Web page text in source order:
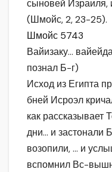
сыновей
(Шмойс, 2, 23-25).
Шмойс 5743
Вайизаку…
познал Б-г)
Исход из Египта
бней Исроэл
как рассказывает
дни… и застонали
возопили, … и
вспомнил Вс-